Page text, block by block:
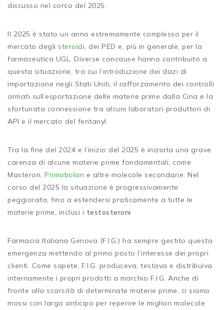
discusso nel corso del 2025.
Il 2025 è stato un anno estremamente complesso per il
mercato degli steroidi , dei PED e, più in generale, per la
farmaceutica UGL. Diverse concause hanno contribuito a
questa situazione, tra cui l’introduzione dei dazi di
importazione negli Stati Uniti, il rafforzamento dei controlli
armati sull’esportazione delle materie prime dalla Cina e la
sfortunata connessione tra alcuni laboratori produttori di
API e il mercato del fentanyl.
Tra la fine del 2024 e l’inizio del 2025 è iniziata una grave
carenza di alcune materie prime fondamentali, come
Masteron, Primobolan e altre molecole secondarie. Nel
corso del 2025 la situazione è progressivamente
peggiorata, fino a estendersi praticamente a tutte le
materie prime, inclusi i testosteroni
Farmacia Italiana Genova (F.I.G.) ha sempre gestito questa
emergenza mettendo al primo posto l’interesse dei propri
clienti. Come sapete, F.I.G. produceva, testava e distribuiva
internamente i propri prodotti a marchio F.I.G. Anche di
fronte alla scarsità di determinate materie prime, ci siamo
mossi con largo anticipo per reperire le migliori molecole